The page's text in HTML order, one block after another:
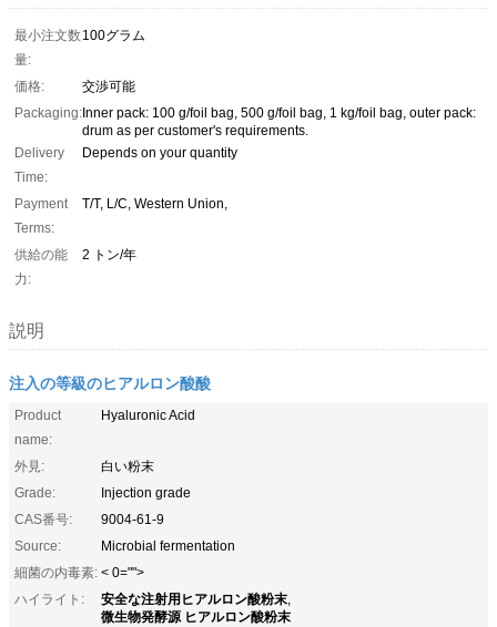
最小注文数
量:
100グラム
価格:
交渉可能
Packaging:Inner pack: 100 g/foil bag, 500 g/foil bag, 1 kg/foil bag, outer pack:
drum as per customer's requirements.
Delivery
Time:
Depends on your quantity
Payment
Terms:
T/T, L/C, Western Union,
供給の能
力:
2 トン/年
説明
注入の等級のヒアルロン酸酸
Product
name:
Hyaluronic Acid
外見:
白い粉末
Grade:
Injection grade
CAS番号:
9004-61-9
Source:
Microbial fermentation
細菌の内毒素: < 0="">
ハイライト:
安全な注射用ヒアルロン酸粉末,
微生物発酵源 ヒアルロン酸粉末